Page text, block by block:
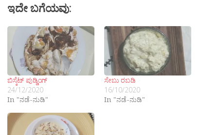
ಇದೇ ಬಗೆಯವು:
ಬಿಸ್ಕೆಟ್ ಪುಡ್ಡಿಂಗ್
24/12/2020
In "ನಡೆ-ನುಡಿ"
ಸೇಬು ರಬಡಿ
16/10/2020
In "ನಡೆ-ನುಡಿ"